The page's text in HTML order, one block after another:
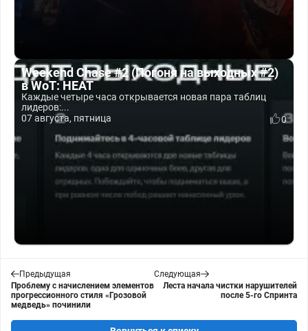
Weekend Chase #2 (Погоня на выходных #2)
в WoT: HEAT
Каждые четыре часа открывается новая пара таблиц
лидеров:...
07 августа, пятница
0
Предыдущая
Проблему с начислением элементов
прогрессионного стиля «Грозовой
медведь» починили
Следующая
Леста начала чистки нарушителей
после 5-го Спринта